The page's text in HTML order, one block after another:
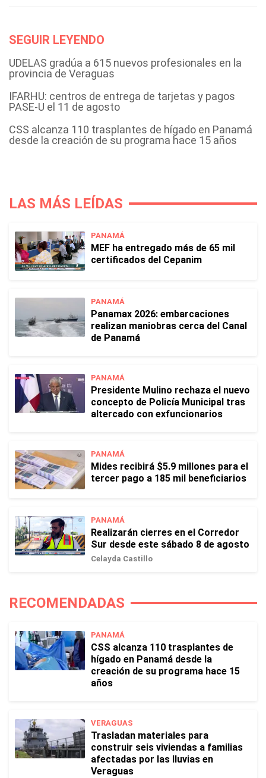
SEGUIR LEYENDO
UDELAS gradúa a 615 nuevos profesionales en la
provincia de Veraguas
IFARHU: centros de entrega de tarjetas y pagos
PASE-U el 11 de agosto
CSS alcanza 110 trasplantes de hígado en Panamá
desde la creación de su programa hace 15 años
LAS MÁS LEÍDAS
PANAMÁ
MEF ha entregado más de 65 mil
certificados del Cepanim
PANAMÁ
Panamax 2026: embarcaciones
realizan maniobras cerca del Canal
de Panamá
PANAMÁ
Presidente Mulino rechaza el nuevo
concepto de Policía Municipal tras
altercado con exfuncionarios
PANAMÁ
Mides recibirá $5.9 millones para el
tercer pago a 185 mil beneficiarios
PANAMÁ
Realizarán cierres en el Corredor
Sur desde este sábado 8 de agosto
Celayda Castillo
RECOMENDADAS
PANAMÁ
CSS alcanza 110 trasplantes de
hígado en Panamá desde la
creación de su programa hace 15
años
VERAGUAS
Trasladan materiales para
construir seis viviendas a familias
afectadas por las lluvias en
Veraguas